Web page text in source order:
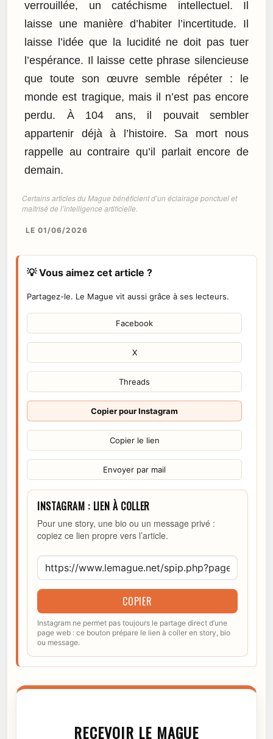
verrouillée, un catéchisme intellectuel. Il
laisse une manière d’habiter l’incertitude. Il
laisse l’idée que la lucidité ne doit pas tuer
l’espérance. Il laisse cette phrase silencieuse
que toute son œuvre semble répéter : le
monde est tragique, mais il n’est pas encore
perdu. À 104 ans, il pouvait sembler
appartenir déjà à l’histoire. Sa mort nous
rappelle au contraire qu’il parlait encore de
demain.
Certains articles du Mague bénéficient d’un éclairage ponctuel et
maîtrisé de l’intelligence artificielle.
LE 01/06/2026
💡 Vous aimez cet article ?
Partagez-le. Le Mague vit aussi grâce à ses lecteurs.
Facebook
X
Threads
Copier pour Instagram
Copier le lien
Envoyer par mail
INSTAGRAM : LIEN À COLLER
Pour une story, une bio ou un message privé :
copiez ce lien propre vers l’article.
COPIER
Instagram ne permet pas toujours le partage direct d’une
page web : ce bouton prépare le lien à coller en story, bio
ou message.
RECEVOIR LE MAGUE